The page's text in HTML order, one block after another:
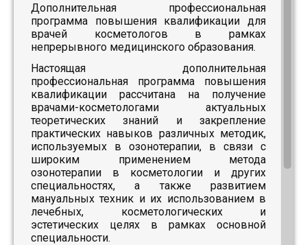
Дополнительная профессиональная
программа повышения квалификации для
врачей косметологов в рамках
непрерывного медицинского образования.
Настоящая дополнительная
профессиональная программа повышения
квалификации рассчитана на получение
врачами-косметологами актуальных
теоретических знаний и закрепление
практических навыков различных методик,
используемых в озонотерапии, в связи с
широким применением метода
озонотерапии в косметологии и других
специальностях, а также развитием
мануальных техник и их использованием в
лечебных, косметологических и
эстетических целях в рамках основной
специальности.